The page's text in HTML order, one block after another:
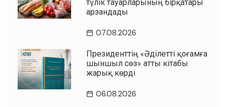
түлік тауарларының бірқатары
арзандады
07.08.2026
Президенттің «Әділетті қоғамға
шыншыл сөз» атты кітабы
жарық көрді
06.08.2026